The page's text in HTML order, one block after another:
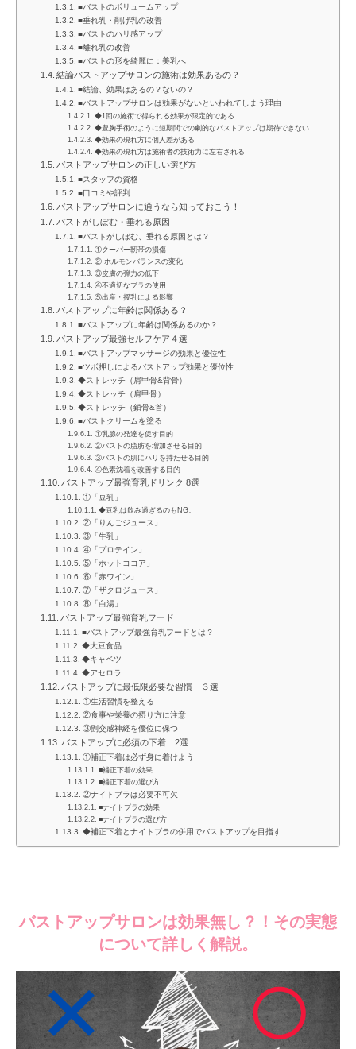
■バストのボリュームアップ
■垂れ乳・削げ乳の改善
■バストのハリ感アップ
■離れ乳の改善
■バストの形を綺麗に：美乳へ
結論バストアップサロンの施術は効果あるの？
■結論、効果はあるの？ないの？
■バストアップサロンは効果がないといわれてしまう理由
◆1回の施術で得られる効果が限定的である
◆豊胸手術のように短期間での劇的なバストアップは期待できない
◆効果の現れ方に個人差がある
◆効果の現れ方は施術者の技術力に左右される
バストアップサロンの正しい選び方
■スタッフの資格
■口コミや評判
バストアップサロンに通うなら知っておこう！
バストがしぼむ・垂れる原因
■バストがしぼむ、垂れる原因とは？
①クーパー靭帯の損傷
② ホルモンバランスの変化
③皮膚の弾力の低下
④不適切なブラの使用
⑤出産・授乳による影響
バストアップに年齢は関係ある？
■バストアップに年齢は関係あるのか？
バストアップ最強セルフケア４選
■バストアップマッサージの効果と優位性
■ツボ押しによるバストアップ効果と優位性
◆ストレッチ（肩甲骨&背骨）
◆ストレッチ（肩甲骨）
◆ストレッチ（鎖骨&首）
■バストクリームを塗る
①乳腺の発達を促す目的
②バストの脂肪を増加させる目的
③バストの肌にハリを持たせる目的
④色素沈着を改善する目的
バストアップ最強育乳ドリンク 8選
①「豆乳」
◆豆乳は飲み過ぎるのもNG。
②「りんごジュース」
③「牛乳」
④「プロテイン」
⑤「ホットココア」
⑥「赤ワイン」
⑦「ザクロジュース」
⑧「白湯」
バストアップ最強育乳フード
■バストアップ最強育乳フードとは？
◆大豆食品
◆キャベツ
◆アセロラ
バストアップに最低限必要な習慣 ３選
①生活習慣を整える
②食事や栄養の摂り方に注意
③副交感神経を優位に保つ
バストアップに必須の下着 2選
①補正下着は必ず身に着けよう
■補正下着の効果
■補正下着の選び方
②ナイトブラは必要不可欠
■ナイトブラの効果
■ナイトブラの選び方
◆補正下着とナイトブラの併用でバストアップを目指す
バストアップサロンは効果無し？！その実態
について詳しく解説。